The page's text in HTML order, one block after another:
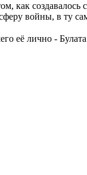
как создавалось
войны, в ту
её лично -